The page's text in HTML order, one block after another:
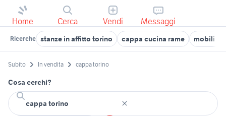
Home Cerca Vendi Messaggi
Ricerche stanze in affitto torino cappa cucina rame mobili
Subito In vendita cappa torino
Cosa cerchi?